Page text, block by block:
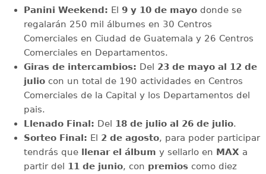
Panini Weekend: El 9 y 10 de mayo donde se
regalarán 250 mil álbumes en 30 Centros
Comerciales en Ciudad de Guatemala y 26 Centros
Comerciales en Departamentos.
Giras de intercambios: Del 23 de mayo al 12 de
julio con un total de 190 actividades en Centros
Comerciales de la Capital y los Departamentos del
pais.
Llenado Final: Del 18 de julio al 26 de julio.
Sorteo Final: El 2 de agosto, para poder participar
tendrás que llenar el álbum y sellarlo en MAX a
partir del 11 de junio, con premios como diez